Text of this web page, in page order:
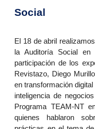
Social
El 18 de abril
la Auditoría Social
participación de los
Revistazo, Diego
en transformación digital
inteligencia de
Programa TEAM-NT
quienes hablaron